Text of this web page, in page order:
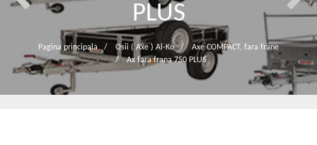
PLUS
Pagina principala / Osii ( Axe ) Al-Ko /
Axe COMPACT, fara frane
/
Ax fara frana 750 PLUS